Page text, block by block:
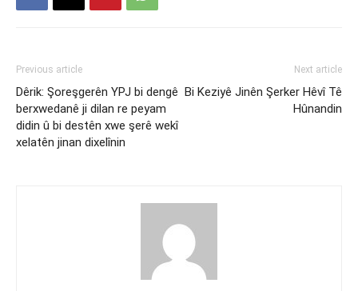
Previous article
Dêrik: Şoreşgerên YPJ bi dengê
berxwedanê ji dilan re peyam
didin û bi destên xwe şerê wekî
xelatên jinan dixelînin
Next article
Bi Keziyê Jinên Şerker Hêvî Tê
Hûnandin